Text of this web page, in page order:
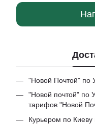
"Новой Почтой" по
"Новой почтой" по
тарифов "Новой
Курьером по Киеву